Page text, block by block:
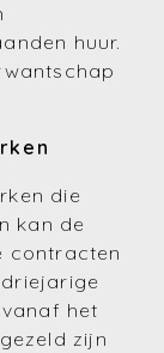
huur.
die
kan de
contracten
het
zijn